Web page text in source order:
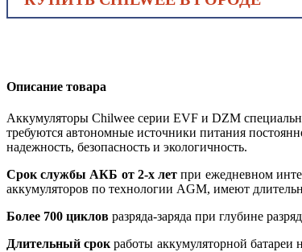
Описание товара
Аккумуляторы Chilwee серии EVF и DZM
требуются автономные источники питания
надежность, безопасность и экологичность.
Срок службы АКБ от 2-х летпри ежедневном
аккумуляторов по технологии AGM, имеют
Более 700 циклов разряда-заряда при глубине
Длительный срок работы аккумуляторной батареи